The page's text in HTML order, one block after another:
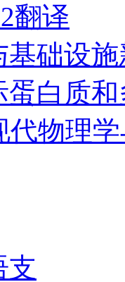
翻译
基础设
蛋白质
代物理
支